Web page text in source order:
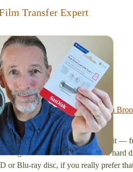
Transfer Expert
films in a "grab and go" format!
or Super 8 films onto a handy USB
FilmFix — a two person team.
picture and photography, from
cleaned. Then, I'll convert it —
digital files be delivered onto a hard
or Blu-ray disc, if you really prefer